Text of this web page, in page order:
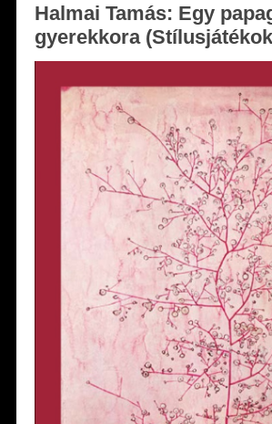
Halmai Tamás: Egy
gyerekkora